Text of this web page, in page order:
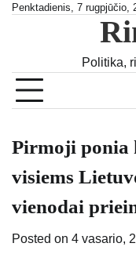
SkipPenktadienis, 7 rugpjūčio,
Politika,
Pirmoji
visiems
vienodai
Posted on 4 vasario,